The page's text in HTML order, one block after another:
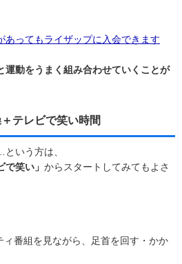
あってもライザップに入会できます
運動をうまく組み合わせていくことが
テレビで笑い時間
いう方は、
で笑い」 からスタートしてみてもよさ
ィ番組を見ながら、足首を回す・かか